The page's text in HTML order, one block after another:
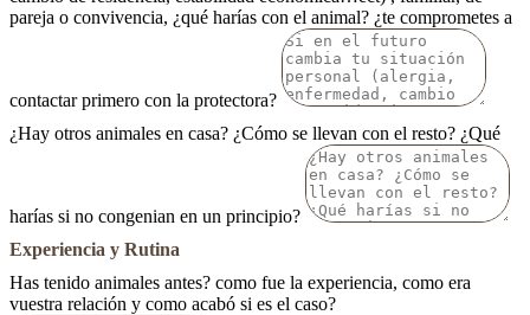
pareja o convivencia, ¿qué harías con el animal? ¿te comprometes a
contactar primero con la protectora?
¿Hay otros animales en casa? ¿Cómo se llevan con el resto? ¿Qué
harías si no congenian en un principio?
Experiencia y Rutina
Has tenido animales antes? como fue la experiencia, como era
vuestra relación y como acabó si es el caso?